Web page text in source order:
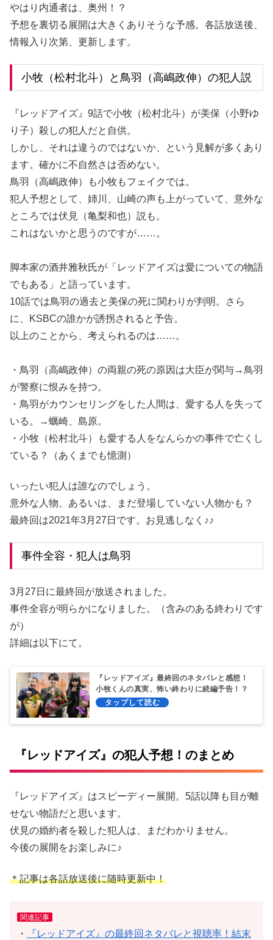
やはり内通者は、奥州！？
予想を裏切る展開は大きくありそうな予感。各話放送後、
情報入り次第、更新します。
小牧（松村北斗）と鳥羽（高嶋政伸）の犯人説
『レッドアイズ』9話で小牧（松村北斗）が美保（小野ゆ
り子）殺しの犯人だと自供。
しかし、それは違うのではないか、という見解が多くあり
ます。確かに不自然さは否めない。
鳥羽（高嶋政伸）も小牧もフェイクでは。
犯人予想として、姉川、山崎の声も上がっていて、意外な
ところでは伏見（亀梨和也）説も。
これはないかと思うのですが……。
脚本家の酒井雅秋氏が「レッドアイズは愛についての物語
でもある」と語っています。
10話では鳥羽の過去と美保の死に関わりが判明。さら
に、KSBCの誰かが誘拐されると予告。
以上のことから、考えられるのは……。
・鳥羽（高嶋政伸）の両親の死の原因は大臣が関与→鳥羽
が警察に恨みを持つ。
・鳥羽がカウンセリングをした人間は、愛する人を失って
いる。→蠣崎、島原。
・小牧（松村北斗）も愛する人をなんらかの事件で亡くし
ている？（あくまでも憶測）
いったい犯人は誰なのでしょう。
意外な人物、あるいは、まだ登場していない人物かも？
最終回は2021年3月27日です。お見逃しなく♪♪
事件全容・犯人は鳥羽
3月27日に最終回が放送されました。
事件全容が明らかになりました。（含みのある終わりです
が）
詳細は以下にて。
『レッドアイズ』最終回のネタバレと感想！
小牧くんの真実、怖い終わりに続編予告！？
『レッドアイズ』の犯人予想！のまとめ
『レッドアイズ』はスピーディー展開。5話以降も目が離
せない物語だと思います。
伏見の婚約者を殺した犯人は、まだわかりません。
今後の展開をお楽しみに♪
＊記事は各話放送後に随時更新中！
関連記事
・
『レッドアイズ』の最終回ネタバレと視聴率！結末